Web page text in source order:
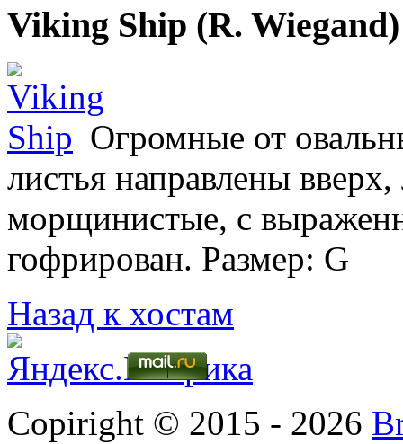
Viking Ship (R.
Огромные от
листья направлены
морщинистые, с
гофрирован. Размер: G
Назад к хостам
Copiright © 2015 - 2026